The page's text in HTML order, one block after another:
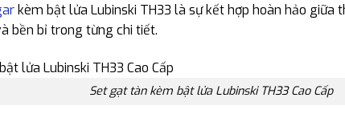
kèm bật lửa Lubinski TH33 là sự kết hợp hoàn hảo giữa
bền bỉ trong từng chi tiết.
Set gạt tàn kèm bật lửa Lubinski TH33 Cao Cấp